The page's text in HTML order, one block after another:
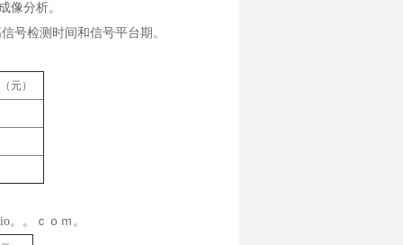
像分析。
号检测时间和信号平台期。
元）
。。ｃｏｍ。